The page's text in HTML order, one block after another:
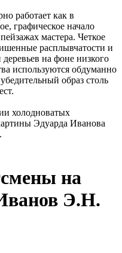
работает как в
графическое начало
мастера. Четкое
расплывчатости и
на фоне низкого
используются обдуманно
образ столь
холодноватых
Эдуарда Иванова
на
Э.Н.